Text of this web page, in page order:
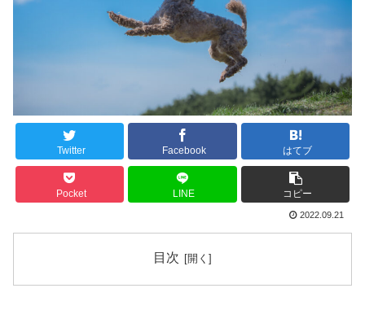
Twitter Facebook はてブ
Pocket LINE コピー
2022.09.21
目次